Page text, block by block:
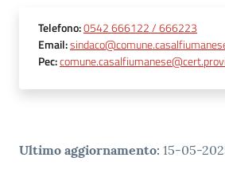
Telefono:0542 666122 / 666223
Email:
Pec:
Ultimo aggiornamento: 15-05-